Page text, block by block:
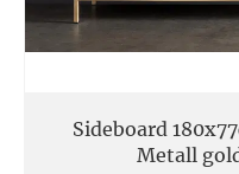
Sideboard
Metall